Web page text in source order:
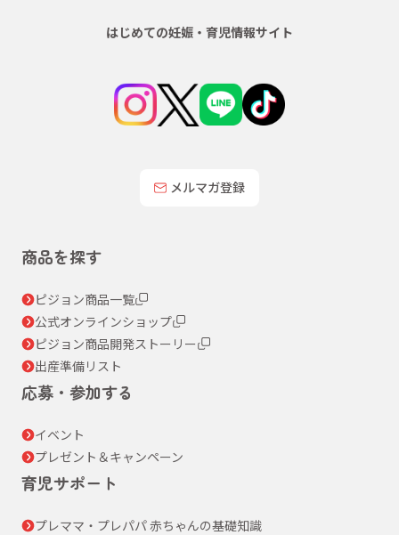
はじめての妊娠・育児情報サイト
メルマガ登録
商品を探す
ピジョン商品一覧
公式オンラインショップ
ピジョン商品開発ストーリー
出産準備リスト
応募・参加する
イベント
プレゼント＆キャンペーン
育児サポート
プレママ・プレパパ 赤ちゃんの基礎知識